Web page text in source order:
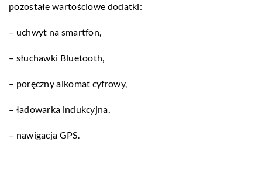
pozostałe wartościowe dodatki:
– uchwyt na smartfon,
– słuchawki Bluetooth,
– poręczny alkomat cyfrowy,
– ładowarka indukcyjna,
– nawigacja GPS.